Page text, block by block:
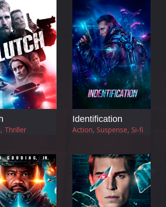
Thriller
Identification
Action, Suspense, Si-fi